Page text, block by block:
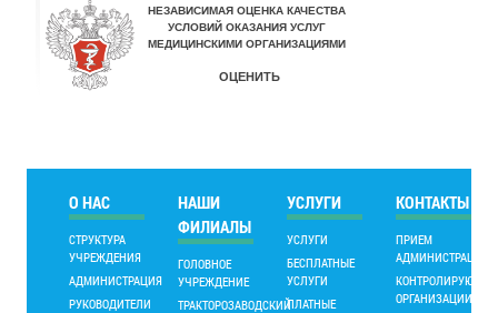
О НАС
СТРУКТУРА
УЧРЕЖДЕНИЯ
АДМИНИСТРАЦИЯ
РУКОВОДИТЕЛИ
НАШИ
ФИЛИАЛЫ
ГОЛОВНОЕ
УЧРЕЖДЕНИЕ
ТРАКТОРОЗАВОДСКИЙ
УСЛУГИ
УСЛУГИ
БЕСПЛАТНЫЕ
УСЛУГИ
ПЛАТНЫЕ
КОНТАКТЫ
ПРИЕМ
АДМИНИСТРАЦИИ
КОНТРОЛИРУЮЩИЕ
ОРГАНИЗАЦИИ